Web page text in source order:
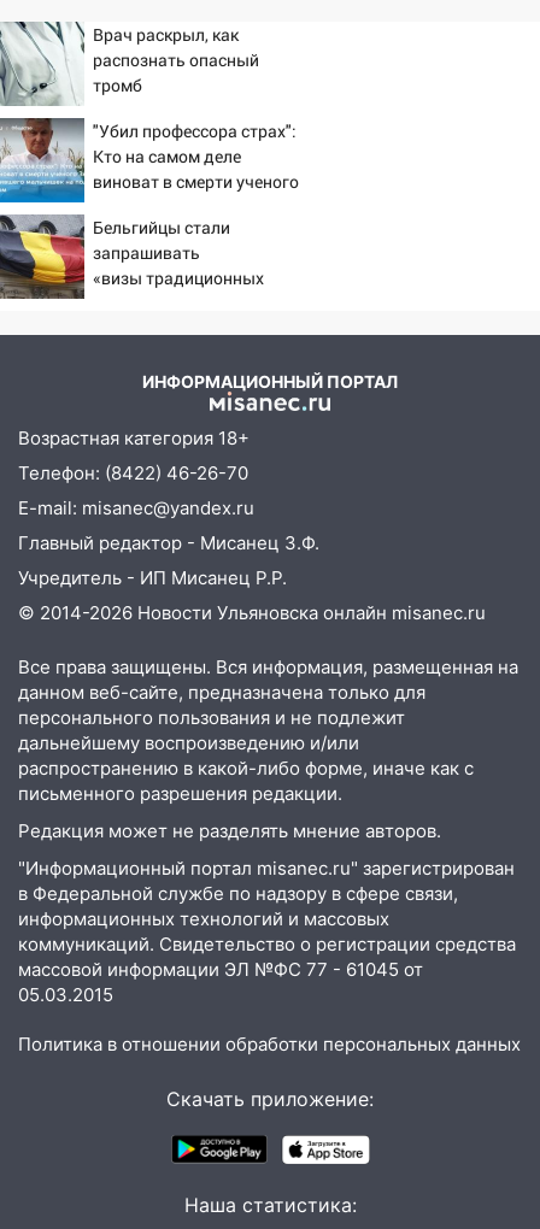
11:33
попал мужчина
11:17
В Радищевском районе сгорели
хозяйственные постройки
11:00 В Канадее горел жилой дом
10:18
уничтожено четыре беспилотника в
регионе
10:00
В Ульяновске будут судить десять
наркодилеров, снабжавших две области
09:25 Вынесли приговор дебоширам,
избившим мужчину в трамвае
08:27 Ульяновская полиция получила
один из шести уникальных автомобилей
в России
07:02 Жара отступит: какой будет
06:10 Двое мигрантов изнасиловали 13-
летнюю девочку в центре Ульяновска
06:00 Мертвеца выкопали, посадили в
мешок и попытались утопить в Волге
05:30
Астрологи назвали самый
знак 5 августа
04.08.2026
23:27 Прокуратура проверяет
капремонт школы в посёлке Налейка
спортивные объекты в Старой Майне
Ульяновцев приглашают сдать
кровь: День донора пройдёт 6 августа
Ульяновская область девятую
неделю подряд удерживает самые
низкие цены на подсолнечное масло
Врач раскрыл, как
распознать опасный
тромб
"Убил профессора страх":
Кто на самом деле
виноват в смерти ученого
мальчишек на поле с
горохом
Бельгийцы стали
запрашивать
«визы традиционных
ИНФОРМАЦИОННЫЙ ПОРТАЛ
Возрастная категория 18+
Телефон: (8422) 46-26-70
E-mail: misanec@yandex.ru
Главный редактор - Мисанец З.Ф.
Учредитель - ИП Мисанец Р.Р.
© 2014-2026 Новости Ульяновска онлайн misanec.ru
Все права защищены. Вся информация, размещенная на
данном веб-сайте, предназначена только для
персонального пользования и не подлежит
дальнейшему воспроизведению и/или
распространению в какой-либо форме, иначе как с
письменного разрешения редакции.
Редакция может не разделять мнение авторов.
"Информационный портал misanec.ru" зарегистрирован
в Федеральной службе по надзору в сфере связи,
информационных технологий и массовых
коммуникаций. Свидетельство о регистрации средства
массовой информации ЭЛ №ФС 77 - 61045 от
05.03.2015
Политика в отношении обработки персональных данных
Скачать приложение:
Наша статистика: